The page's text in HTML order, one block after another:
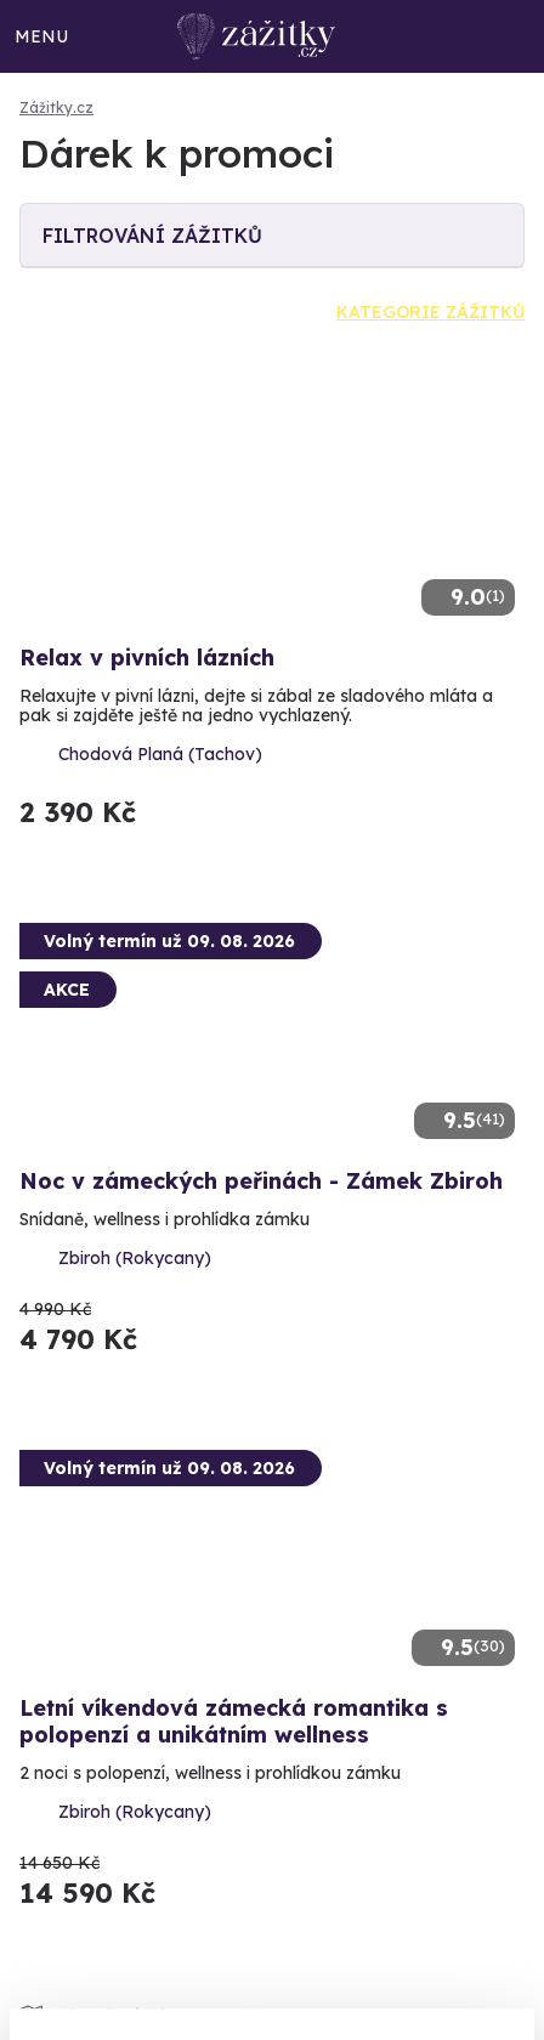
MENU
Zážitky.cz
Dárek k promoci
FILTROVÁNÍ ZÁŽITKŮ
KATEGORIE ZÁŽITKŮ
9.0(1)
Relax v pivních lázních
Relaxujte v pivní lázni, dejte si zábal ze sladového mláta a
pak si zajděte ještě na jedno vychlazený.
Chodová Planá (Tachov)
2 390 Kč
9.5(41)
Volný termín už 09. 08. 2026
AKCE
Noc v zámeckých peřinách - Zámek Zbiroh
Snídaně, wellness i prohlídka zámku
Zbiroh (Rokycany)
4 990 Kč
4 790 Kč
9.5(30)
Volný termín už 09. 08. 2026
Letní víkendová zámecká romantika s
polopenzí a unikátním wellness
2 noci s polopenzí, wellness i prohlídkou zámku
Zbiroh (Rokycany)
14 650 Kč
14 590 Kč
Zobrazit zážitky na mapě